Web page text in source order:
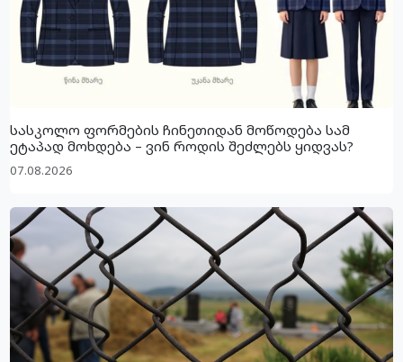
სასკოლო ფორმების ჩინეთიდან მოწოდება სამ
ეტაპად მოხდება – ვინ როდის შეძლებს ყიდვას?
07.08.2026